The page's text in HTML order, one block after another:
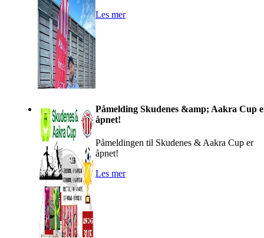
Les mer
Påmelding Skudenes &amp; Aakra Cup
åpnet!
Påmeldingen til Skudenes & Aakra Cup er
åpnet!
Les mer